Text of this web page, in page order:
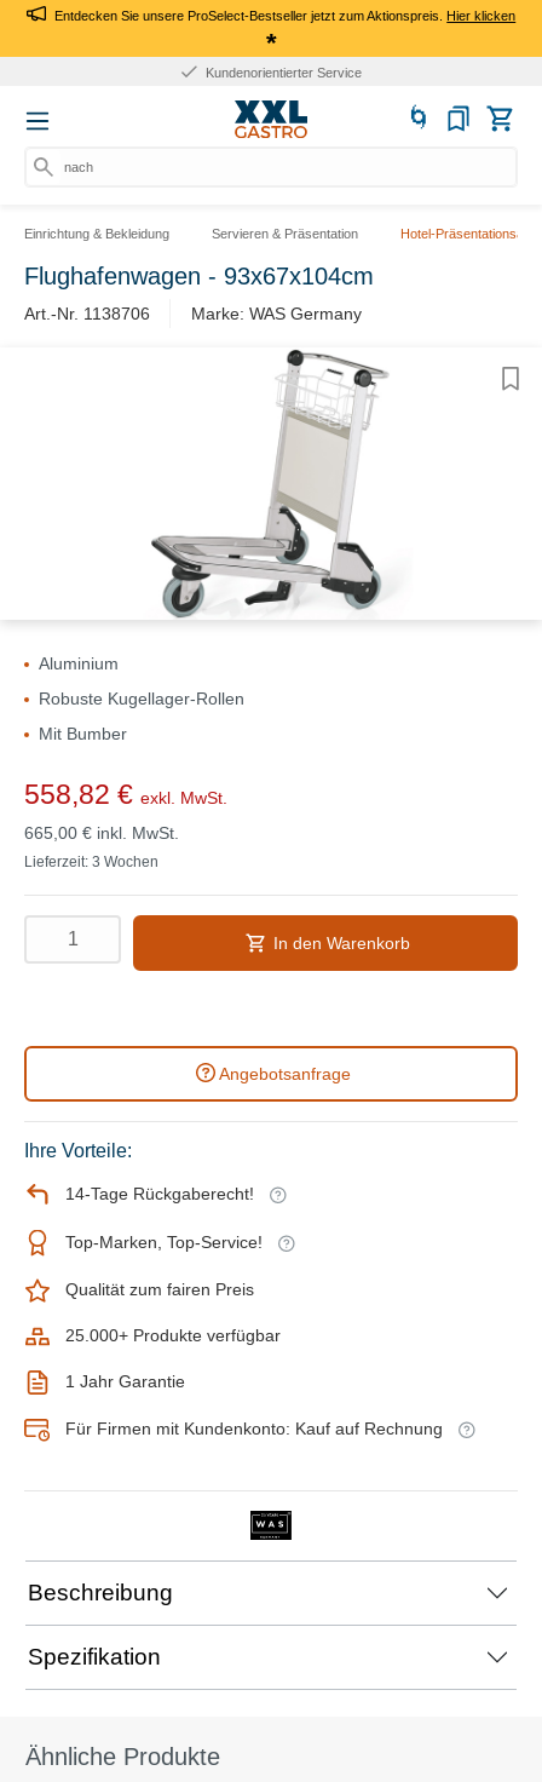
Entdecken Sie unsere ProSelect-Bestseller jetzt zum Aktionspreis.Hier klicken
*
Kundenorientierter Service
nach P
Einrichtung & Bekleidung Servieren & Präsentation Hotel-
Flughafenwagen - 93x67x104cm
Art.-Nr. 1138706 Marke: WAS Germany
Aluminium
Robuste Kugellager-Rollen
Mit Bumber
558,82 € exkl. MwSt.
665,00 € inkl. MwSt.
Lieferzeit: 3 Wochen
In den Warenkorb
Angebotsanfrage
Ihre Vorteile:
14-Tage Rückgaberecht!
Top-Marken, Top-Service!
Qualität zum fairen Preis
25.000+ Produkte verfügbar
1 Jahr Garantie
Für Firmen mit Kundenkonto: Kauf auf Rechnung
Beschreibung
Spezifikation
Ähnliche Produkte